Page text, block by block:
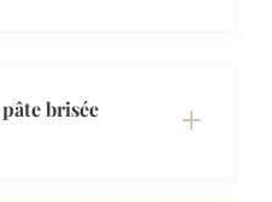
brisée